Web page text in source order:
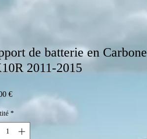
de batterie en Carbone
2011-2015
€Prix
*